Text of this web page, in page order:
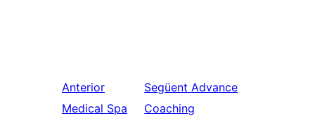
Anterior
Medical Spa
Següent Advance
Coaching